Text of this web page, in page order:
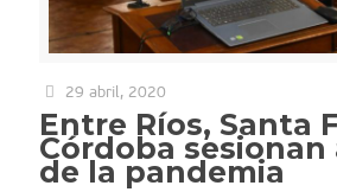
29 abril, 2020
Entre Ríos, Santa
Córdoba sesionan
de la pandemia